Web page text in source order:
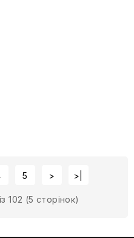
5 > >|
102 (5 сторінок)